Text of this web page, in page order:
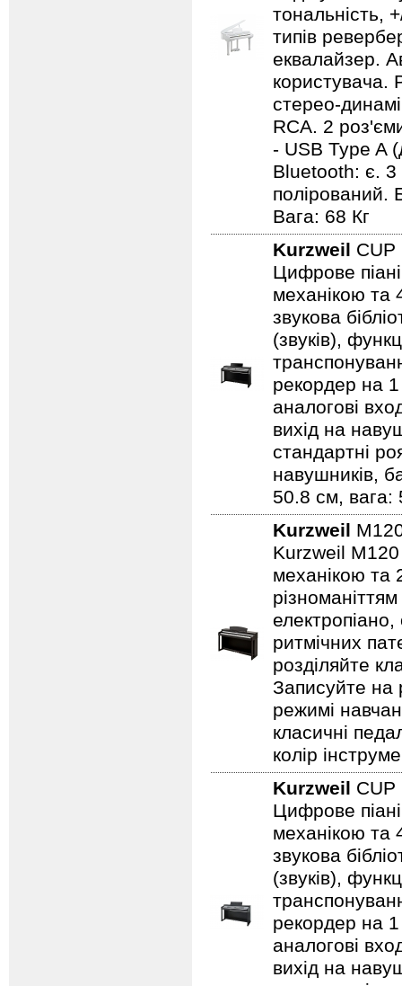
тональність,
типів
еквалайзер.
користувача.
стерео-
RCA. 2
- USB Type A
Bluetooth: є. 3
полірований.
Вага: 68 Кг
Kurzweil
Цифрове
механікою та
звукова
(звуків),
рекордер на
аналогові
вихід на
стандартні
навушників,
50.8 см, вага:
Kurzweil
Kurzweil
механікою та
ритмічних
розділяйте
Записуйте на
режимі
класичні
колір
Kurzweil
Цифрове
механікою та
звукова
(звуків),
рекордер на
аналогові
вихід на